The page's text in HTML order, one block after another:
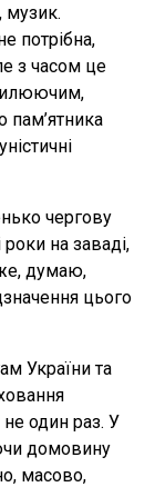
музик.
потрібна,
з часом це
пам’ятника
чергову
роки на заваді,
думаю,
цього
України та
не один раз. У
домовину
масово,